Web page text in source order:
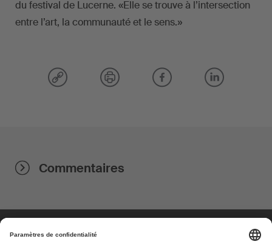
du festival de Lucerne. «Elle se trouve à l’intersection
entre l’art, la communauté et le sens.»
Commentaires